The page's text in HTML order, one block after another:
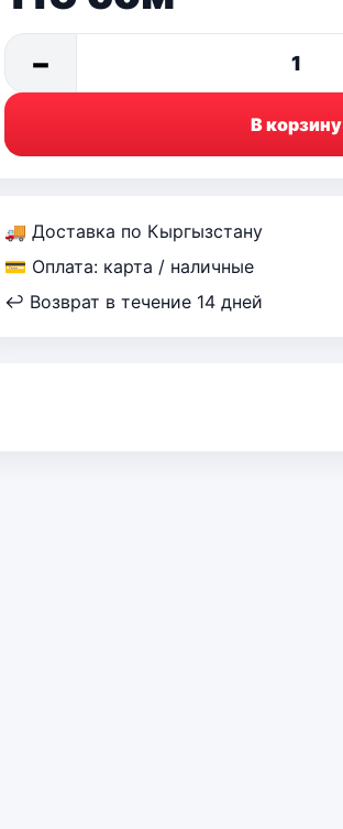
− 1
В корзину
🚚 Доставка по Кыргызстану
💳 Оплата: карта / наличные
↩ Возврат в течение 14 дней